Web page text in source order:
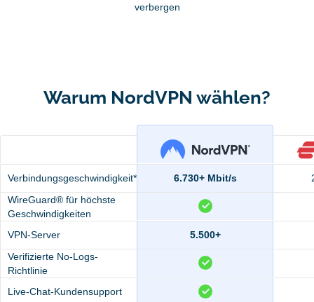
verbergen
Warum NordVPN wählen?
Verbindungsgeschwindigkeit* 6.730+ Mbit/s
WireGuard® für höchste
Geschwindigkeiten
VPN-Server
5.500+
Verifizierte No-Logs-
Richtlinie
Live-Chat-Kundensupport